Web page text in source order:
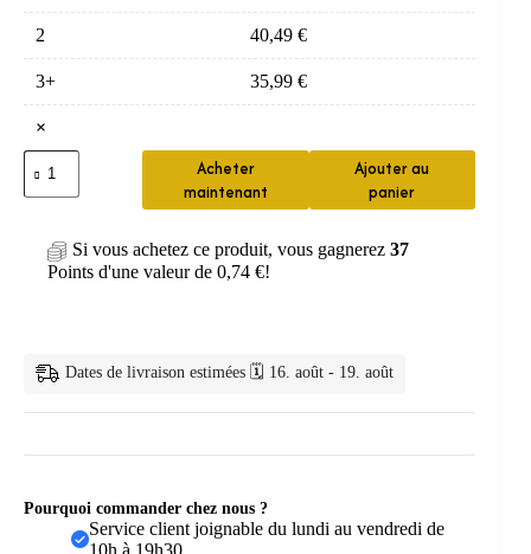
2 40,49 €
3+ 35,99 €
×
quantité
de
Dentifrice
Charbon
Bambou
Acheter
maintenant
Ajouter au
panier
Si vous achetez ce produit, vous gagnerez 37
Points d'une valeur de 0,74 €!
Dates de livraison estimées 🗓️ 16. août - 19. août
Pourquoi commander chez nous ?
Service client joignable du lundi au vendredi de
10h à 19h30